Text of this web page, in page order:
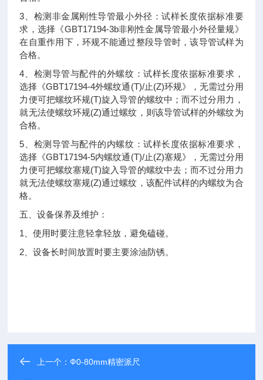
3 、检测非金属刚性导管最小外径：试样长度依据标准要
求，选择《GBT17194-3b非刚性金属导管最小外径量规》
在自重作用下，环规不能通过整段导管时，该导管试样为
合格。
4 、检测导管与配件的外螺纹：试样长度依据标准要求，
选择《GBT17194-4外螺纹通 (T)/止(Z)环规》，无需过分用
力便可把螺纹环规(T)旋入导管的螺纹中；而不过分用力，
就无法使螺纹环规(Z)通过螺纹，则该导管试样的外螺纹为
合格。
5 、检测导管与配件的内螺纹：试样长度依据标准要求，
选择《GBT17194-5内螺纹通 (T)/止(Z)塞规》，无需过分用
力便可把螺纹塞规(T)旋入导管的螺纹中去；而不过分用力
就无法使螺纹塞规(Z)通过螺纹，该配件试样的内螺纹为合
格。
五、设备保养及维护：
1 、使用时要注意轻拿轻放，避免磕碰。
2 、设备长时间放置时要主要涂油防锈。
上一个：Ф0-80mm精密派尺